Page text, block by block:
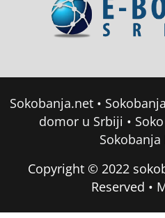
Sokobanja.net •
domor u Srbiji •
Copyright © 2022
Reserved •